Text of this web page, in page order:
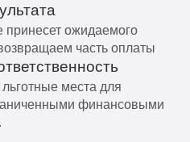
принесет ожидаемого
часть оплаты
места для
финансовыми